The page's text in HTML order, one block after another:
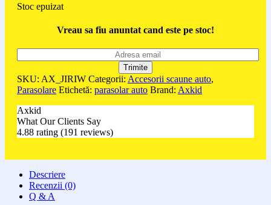
Stoc epuizat
Vreau sa fiu anuntat cand este pe stoc!
SKU: AX_JIRIW Categorii: Accesorii scaune auto,
Parasolare Etichetă: parasolar auto Brand: Axkid
Axkid
What Our Clients Say
4.88 rating (191 reviews)
Descriere
Recenzii (0)
Q & A